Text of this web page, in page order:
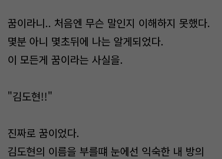
꿈이라니.. 처음엔 무슨 말인지 이해하지 못했다.
몇분 아니 몇초뒤에 나는 알게되었다.
이 모든게 꿈이라는 사실을.
"김도현!!"
진짜로 꿈이었다.
김도현의 이름을 부를떄 눈에선 익숙한 내 방의